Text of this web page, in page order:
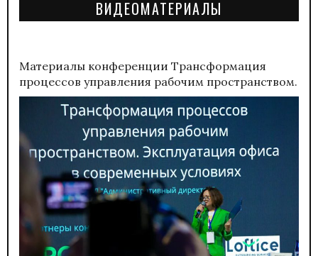
ВИДЕОМАТЕРИАЛЫ
Материалы конференции Трансформация
процессов управления рабочим пространством.